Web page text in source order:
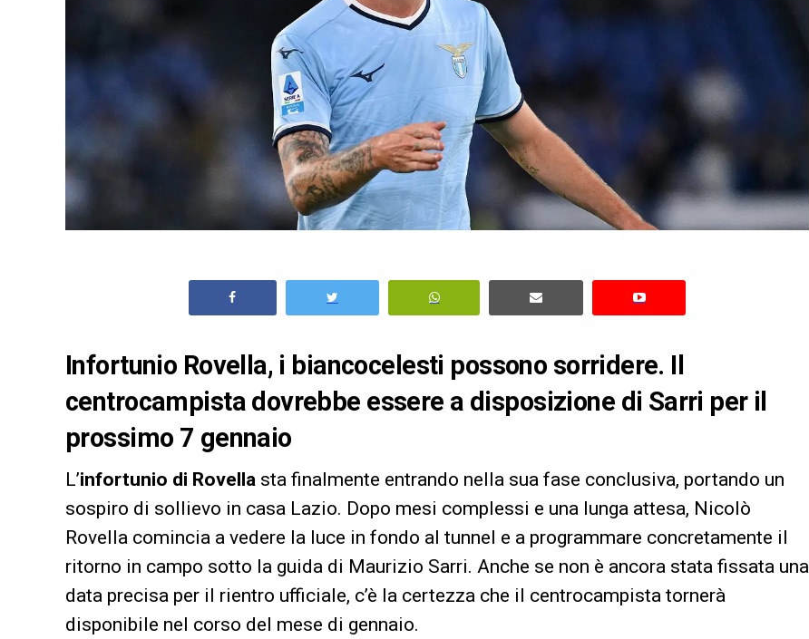
Infortunio Rovella, i biancocelesti possono sorridere. Il
centrocampista dovrebbe essere a disposizione di Sarri per il
prossimo 7 gennaio
L’infortunio di Rovella sta finalmente entrando nella sua fase conclusiva, portando un
sospiro di sollievo in casa Lazio. Dopo mesi complessi e una lunga attesa, Nicolò
Rovella comincia a vedere la luce in fondo al tunnel e a programmare concretamente il
ritorno in campo sotto la guida di Maurizio Sarri. Anche se non è ancora stata fissata una
data precisa per il rientro ufficiale, c’è la certezza che il centrocampista tornerà
disponibile nel corso del mese di gennaio.